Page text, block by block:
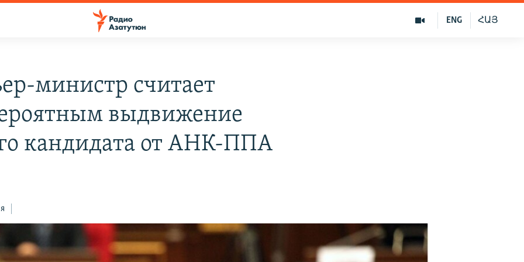
ՀԱՅ
ENG
министр считает
выдвижение
кандидата от АНК-ППА